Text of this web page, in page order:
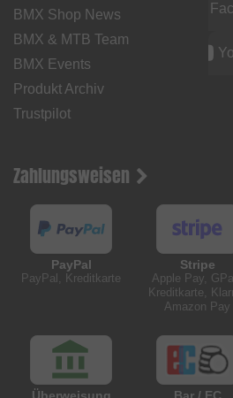
BMX Shop News
BMX & MTB Team
BMX Events
Produkt Archiv
Trustpilot
Zahlungsweisen
PayPal
PayPal, Kreditkarte
Stripe
Apple Pay,
Kreditkarte,
Amazon Pay